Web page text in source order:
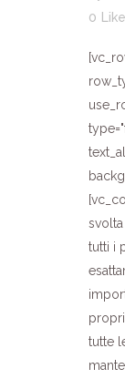
0
svolta
tutti i
tutte